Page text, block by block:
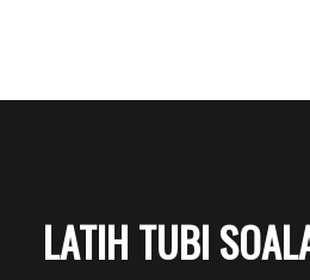
LATIH TUBI